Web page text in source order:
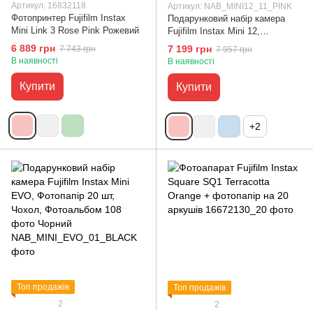
Артикул: 16832118
Фотопринтер Fujifilm Instax
Mini Link 3 Rose Pink Рожевий
6 889 грн 7 743 грн
В наявності
Купити
Артикул: NAB_MINI12_11_PINK
Подарунковий набір камера
Fujifilm Instax Mini 12,
Фотопапір 20шт, Чохол,
Фотоальбом на 64 фото, Набір
прищепками Рожевий
7 199 грн 7 957 грн
В наявності
Купити
+2
Топ продажів
2
Топ продажів
2